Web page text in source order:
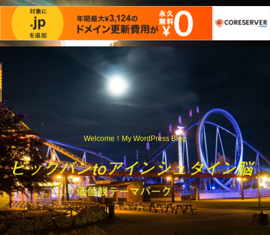
Welcome！My WordPress Blog